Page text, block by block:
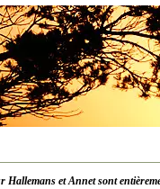
Hallemans et Annet sont